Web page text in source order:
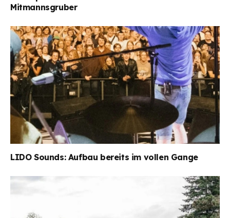
Mitmannsgruber
LIDO Sounds: Aufbau bereits im vollen Gange